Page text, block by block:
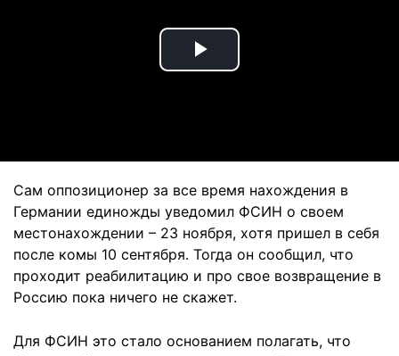
Play
Сам оппозиционер за все время нахождения в
Германии единожды уведомил ФСИН о своем
местонахождении – 23 ноября, хотя пришел в себя
после комы 10 сентября. Тогда он сообщил, что
проходит реабилитацию и про свое возвращение в
Россию пока ничего не скажет.
Для ФСИН это стало основанием полагать, что